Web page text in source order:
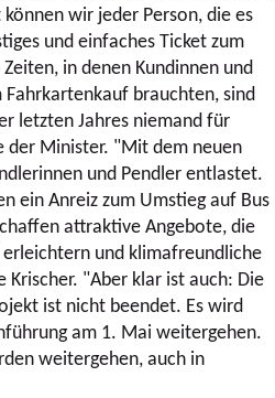
wir jeder Person, die es
und einfaches Ticket zum
in denen Kundinnen und
brauchten, sind
letzten Jahres niemand für
der Minister. "Mit dem neuen
und Pendler entlastet.
ein Anreiz zum Umstieg auf Bus
attraktive Angebote, die
und klimafreundliche
"Aber klar ist auch: Die
ist nicht beendet. Es wird
am 1. Mai weitergehen.
weitergehen, auch in